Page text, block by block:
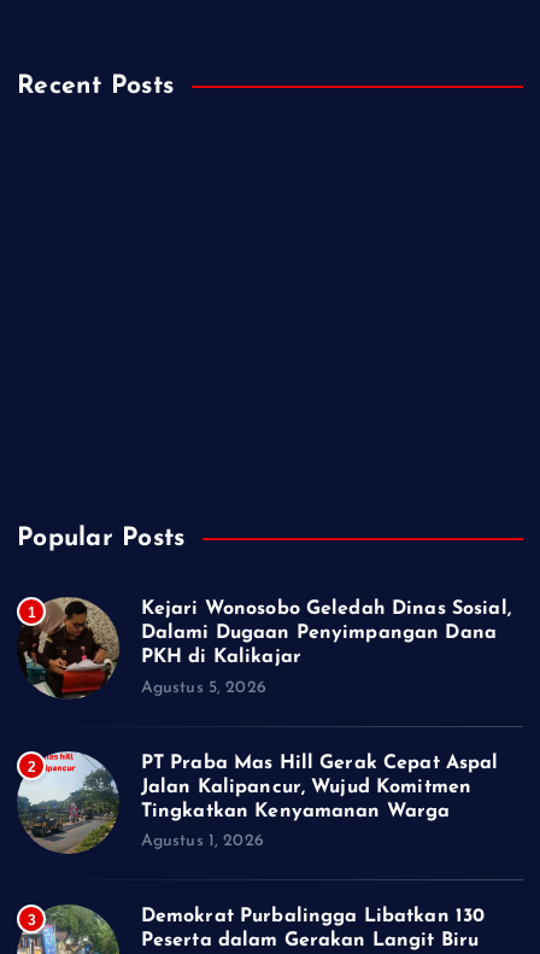
Recent Posts
Popular Posts
1
Kejari Wonosobo Geledah Dinas Sosial,
Dalami Dugaan Penyimpangan Dana
PKH di Kalikajar
Agustus 5, 2026
2
PT Praba Mas Hill Gerak Cepat Aspal
Jalan Kalipancur, Wujud Komitmen
Tingkatkan Kenyamanan Warga
Agustus 1, 2026
3
Demokrat Purbalingga Libatkan 130
Peserta dalam Gerakan Langit Biru